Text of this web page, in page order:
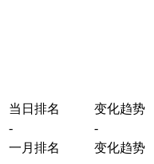
当日排名 变化趋势
-
-
一月排名
变化趋势